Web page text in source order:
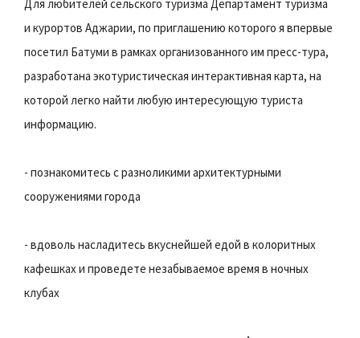
Для любителей сельского туризма Департамент туризма
и курортов Аджарии, по приглашению которого я впервые
посетил Батуми в рамках организованного им пресс-тура,
разработана экотуристическая интерактивная карта, на
которой легко найти любую интересующую туриста
информацию.
- познакомитесь с разноликими архитектурными
сооружениями города
- вдоволь насладитесь вкуснейшей едой в колоритных
кафешках и проведете незабываемое время в ночных
клубах